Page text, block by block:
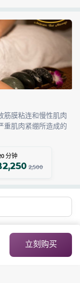
膜粘连和慢性肌肉
肌肉紧绷所造成的
分钟
2,2502,500
立刻购买